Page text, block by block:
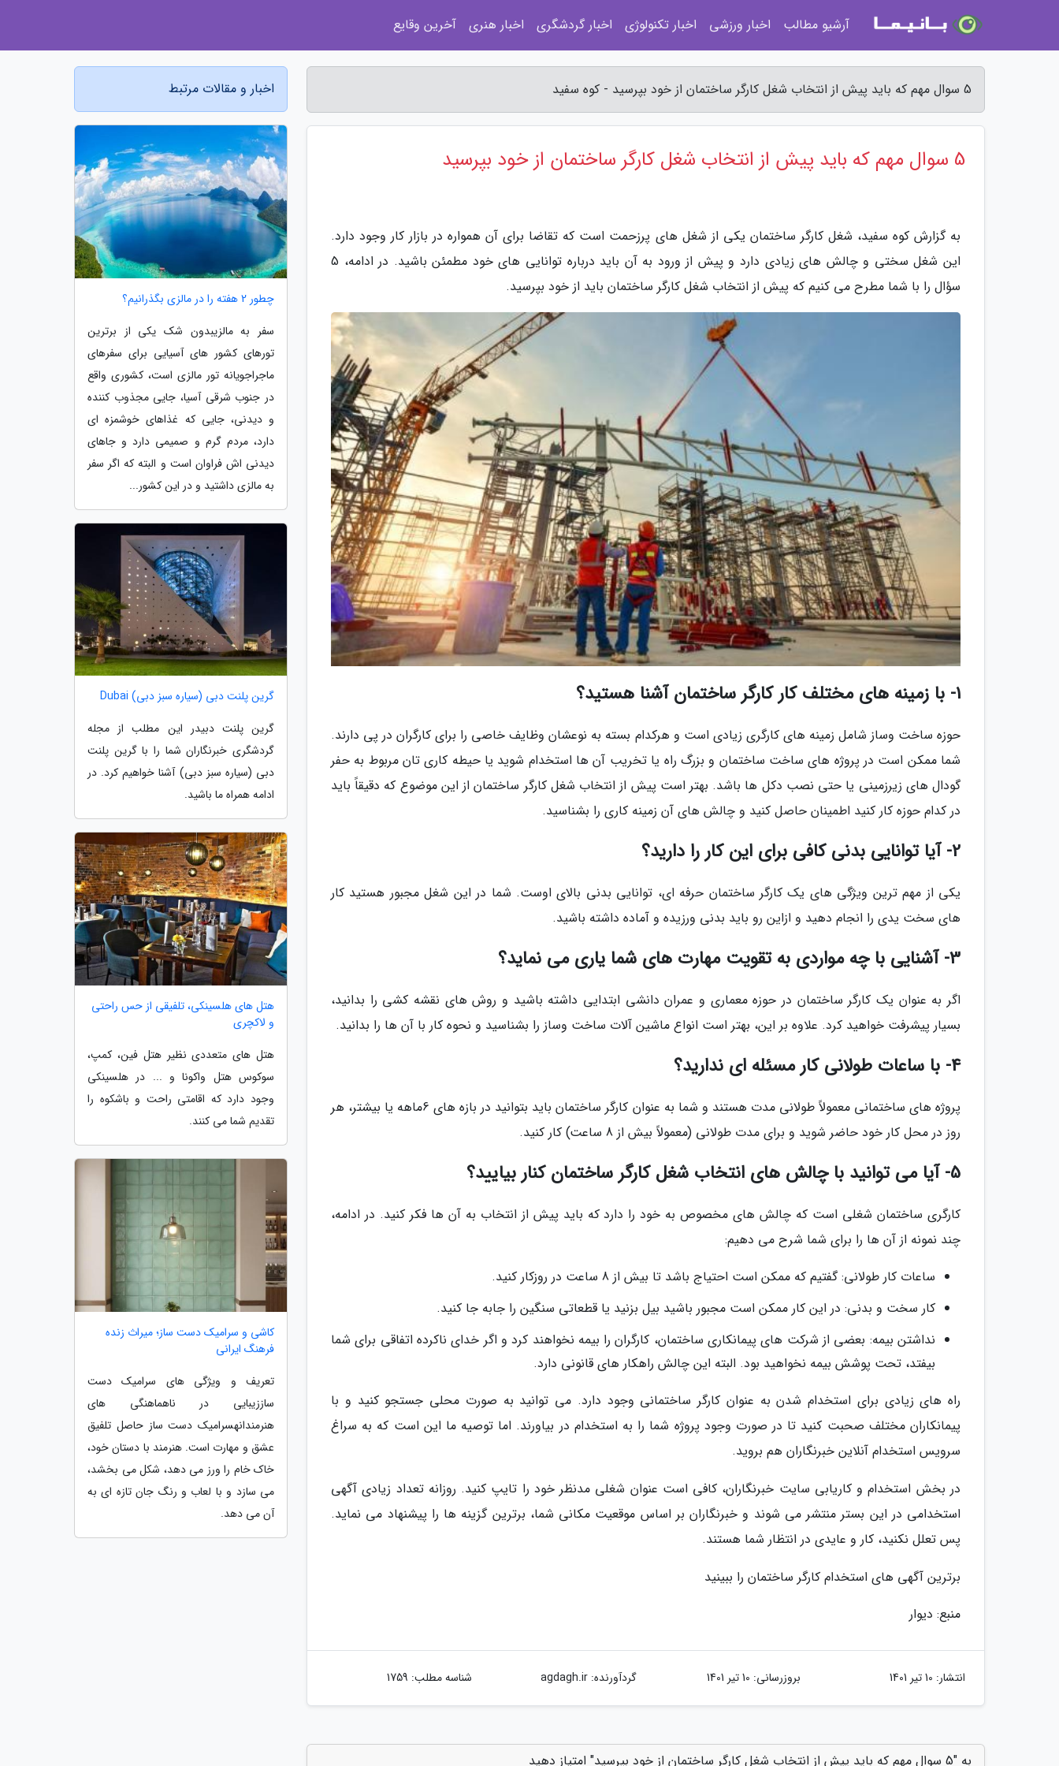
5 سوال مهم که باید پیش از انتخاب شغل کارگر ساختمان از خود بپرسید - کوه سفید
5 سوال مهم که باید پیش از انتخاب شغل کارگر ساختمان از خود بپرسید
به گزارش کوه سفید، شغل کارگر ساختمان یکی از شغل های پرزحمت است که تقاضا برای آن همواره در بازار کار وجود دارد.
این شغل سختی و چالش های زیادی دارد و پیش از ورود به آن باید درباره توانایی های خود مطمئن باشید. در ادامه، 5
سؤال را با شما مطرح می کنیم که پیش از انتخاب شغل کارگر ساختمان باید از خود بپرسید.
1- با زمینه های مختلف کار کارگر ساختمان آشنا هستید؟
حوزه ساخت وساز شامل زمینه های کارگری زیادی است و هرکدام بسته به نوعشان وظایف خاصی را برای کارگران در پی دارند.
شما ممکن است در پروژه های ساخت ساختمان و بزرگ راه یا تخریب آن ها استخدام شوید یا حیطه کاری تان مربوط به حفر
گودال های زیرزمینی یا حتی نصب دکل ها باشد. بهتر است پیش از انتخاب شغل کارگر ساختمان از این موضوع که دقیقاً باید
در کدام حوزه کار کنید اطمینان حاصل کنید و چالش های آن زمینه کاری را بشناسید.
2- آیا توانایی بدنی کافی برای این کار را دارید؟
یکی از مهم ترین ویژگی های یک کارگر ساختمان حرفه ای، توانایی بدنی بالای اوست. شما در این شغل مجبور هستید کار
های سخت یدی را انجام دهید و ازاین رو باید بدنی ورزیده و آماده داشته باشید.
3- آشنایی با چه مواردی به تقویت مهارت های شما یاری می نماید؟
اگر به عنوان یک کارگر ساختمان در حوزه معماری و عمران دانشی ابتدایی داشته باشید و روش های نقشه کشی را بدانید،
بسیار پیشرفت خواهید کرد. علاوه بر این، بهتر است انواع ماشین آلات ساخت وساز را بشناسید و نحوه کار با آن ها را بدانید.
4- با ساعات طولانی کار مسئله ای ندارید؟
پروژه های ساختمانی معمولاً طولانی مدت هستند و شما به عنوان کارگر ساختمان باید بتوانید در بازه های 6ماهه یا بیشتر، هر
روز در محل کار خود حاضر شوید و برای مدت طولانی (معمولاً بیش از 8 ساعت) کار کنید.
5- آیا می توانید با چالش های انتخاب شغل کارگر ساختمان کنار بیایید؟
کارگری ساختمان شغلی است که چالش های مخصوص به خود را دارد که باید پیش از انتخاب به آن ها فکر کنید. در ادامه،
چند نمونه از آن ها را برای شما شرح می دهیم:
ساعات کار طولانی: گفتیم که ممکن است احتیاج باشد تا بیش از 8 ساعت در روزکار کنید.
کار سخت و بدنی: در این کار ممکن است مجبور باشید بیل بزنید یا قطعاتی سنگین را جابه جا کنید.
نداشتن بیمه: بعضی از شرکت های پیمانکاری ساختمان، کارگران را بیمه نخواهند کرد و اگر خدای ناکرده اتفاقی برای شما
بیفتد، تحت پوشش بیمه نخواهید بود. البته این چالش راهکار های قانونی دارد.
راه های زیادی برای استخدام شدن به عنوان کارگر ساختمانی وجود دارد. می توانید به صورت محلی جستجو کنید و با
پیمانکاران مختلف صحبت کنید تا در صورت وجود پروژه شما را به استخدام در بیاورند. اما توصیه ما این است که به سراغ
سرویس استخدام آنلاین خبرنگاران هم بروید.
در بخش استخدام و کاریابی سایت خبرنگاران، کافی است عنوان شغلی مدنظر خود را تایپ کنید. روزانه تعداد زیادی آگهی
استخدامی در این بستر منتشر می شوند و خبرنگاران بر اساس موقعیت مکانی شما، برترین گزینه ها را پیشنهاد می نماید.
پس تعلل نکنید، کار و عایدی در انتظار شما هستند.
برترین آگهی های استخدام کارگر ساختمان را ببینید
منبع: دیوار
انتشار: 10 تیر 1401 بروزرسانی: 10 تیر 1401 گردآورنده:agdagh.ir شناسه مطلب: 1759
به "5 سوال مهم که باید پیش از انتخاب شغل کارگر ساختمان از خود بپرسید" امتیاز دهید
اخبار و مقالات مرتبط
چطور 2 هفته را در مالزی بگذرانیم؟
سفر به مالزیبدون شک یکی از برترین
تورهای کشور های آسیایی برای سفرهای
ماجراجویانه تور مالزی است، کشوری واقع
در جنوب شرقی آسیا، جایی مجذوب کننده
و دیدنی، جایی که غذاهای خوشمزه ای
دارد، مردم گرم و صمیمی دارد و جاهای
دیدنی اش فراوان است و البته که اگر سفر
به مالزی داشتید و در این کشور...
گرین پلنت دبی (سیاره سبز دبی) Dubai
گرین پلنت دبیدر این مطلب از مجله
گردشگری خبرنگاران شما را با گرین پلنت
دبی (سیاره سبز دبی) آشنا خواهیم کرد. در
ادامه همراه ما باشید.
هتل های هلسینکی، تلفیقی از حس راحتی
و لاکچری
هتل های متعددی نظیر هتل فین، کمپ،
سوکوس هتل واکونا و ... در هلسینکی
وجود دارد که اقامتی راحت و باشکوه را
تقدیم شما می کنند.
کاشی و سرامیک دست ساز؛ میراث زنده
فرهنگ ایرانی
تعریف و ویژگی های سرامیک دست
ساززیبایی در ناهماهنگی های
هنرمندانهسرامیک دست ساز حاصل تلفیق
عشق و مهارت است. هنرمند با دستان خود،
خاک خام را ورز می دهد، شکل می بخشد،
می سازد و با لعاب و رنگ جان تازه ای به
آن می دهد.
آرشیو مطالب اخبار ورزشی اخبار تکنولوژی اخبار گردشگری اخبار هنری آخرین وقایع